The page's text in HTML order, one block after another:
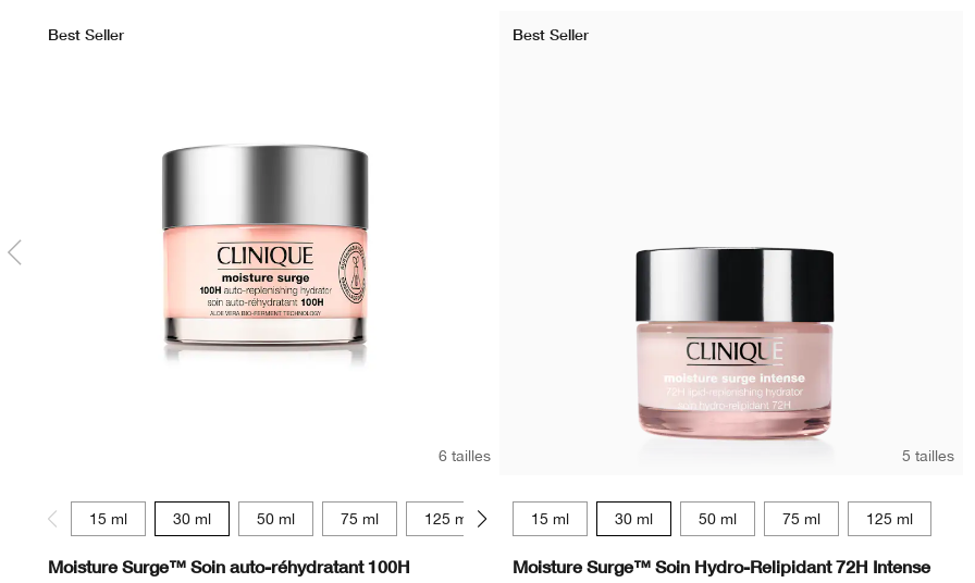
Best Seller
6 tailles
15 ml 30 ml 50 ml 75 ml 125 ml 15 ml
Moisture Surge™ Soin auto-réhydratant 100H
Best Seller
5 tailles
15 ml 30 ml 50 ml 75 ml 125 ml
Moisture Surge™ Soin Hydro-Relipidant 72H Intense